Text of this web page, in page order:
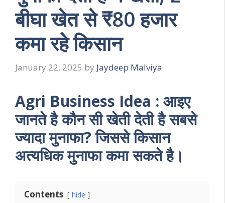
बीघा खेत से ₹80 हजार
कमा रहे किसान
January 22, 2025 by Jaydeep Malviya
Agri Business Idea : आइए
जानते है कौन सी खेती देती है सबसे
ज्यादा मुनाफा? जिससे किसान
अत्यधिक मुनाफा कमा सकते है।
Contents hide